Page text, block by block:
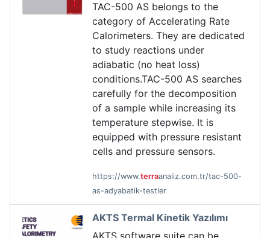
TAC-500 AS belongs to the
category of Accelerating Rate
Calorimeters. They are dedicated
to study reactions under
adiabatic (no heat loss)
conditions.TAC-500 AS searches
carefully for the decomposition
of a sample while increasing its
temperature stepwise. It is
equipped with pressure resistant
cells and pressure sensors.
https://www.terraanaliz.com.tr/tac-500-
as-adyabatik-testler
AKTS Termal Kinetik Yazılımı